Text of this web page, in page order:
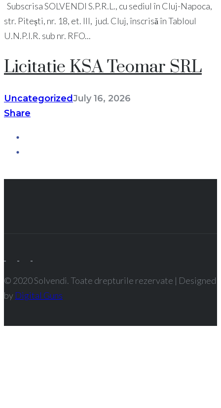
Subscrisa SOLVENDI S.P.R.L., cu sediul în Cluj-Napoca,
str. Pitești, nr. 18, et. III, jud. Cluj, înscrisă în Tabloul
U.N.P.I.R. sub nr. RFO...
Licitatie KSA Teomar SRL
UncategorizedJuly 16, 2026
Share
© 2020 Solvendi. Toate drepturile rezervate | Designed
by Digital Guns